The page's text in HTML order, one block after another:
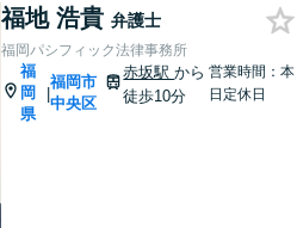
福地 浩貴 弁護士
福岡パシフィック法律事務所
福
岡
県
|
福岡市
中央区
赤坂駅から
徒歩10分
営業時間：本
日定休日